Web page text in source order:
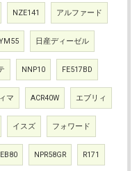
NZE141 アルファード
日産ディーゼル
NNP10 FE517BD
マ ACR40W エブリィ
イスズ フォワード
NPR58GR R171